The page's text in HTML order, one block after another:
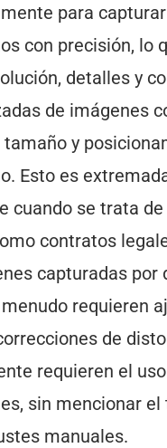
para
con precisión, lo
detalles y
de imágenes
y
Esto es
cuando se trata
contratos
capturadas por
requieren
de
requieren el
sin mencionar
manuales.